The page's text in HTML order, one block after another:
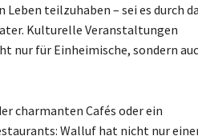
teilzuhaben – sei es durch
Kulturelle Veranstaltungen
nur für Einheimische, sondern
charmanten Cafés oder ein
Walluf hat nicht nur